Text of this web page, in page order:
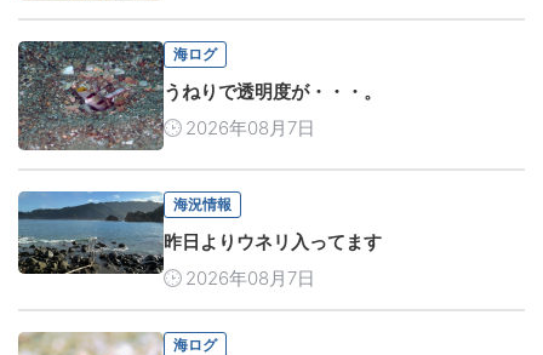
海ログ
うねりで透明度が・・・。
2026年08月7日
海況情報
昨日よりウネリ入ってます
2026年08月7日
海ログ